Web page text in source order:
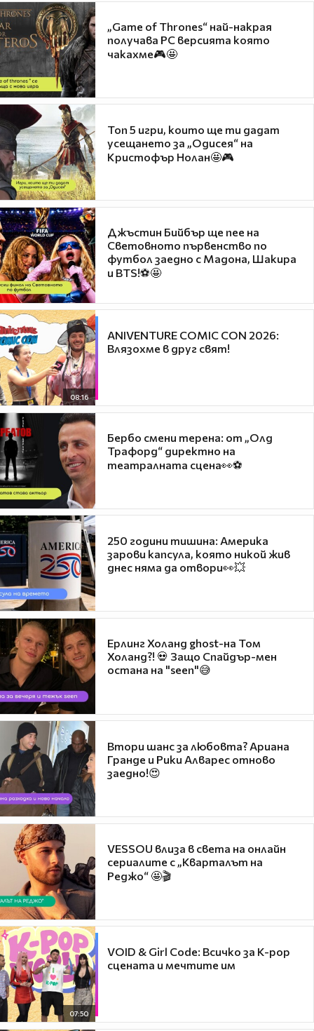
„Game of Thrones“ най-накрая
получава PC версията която
чакахме🎮🤩
Топ 5 игри, които ще ти дадат
усещането за „Одисея“ на
Кристофър Нолан🤩🎮
Джъстин Бийбър ще пее на
Световното първенство по
футбол заедно с Мадона, Шакира
и BTS!⚽🤩
08:16
ANIVENTURE COMIC CON 2026:
Влязохме в друг свят!
Бербо смени терена: от „Олд
Трафорд“ директно на
театралната сцена👀⚽
250 години тишина: Америка
зарови капсула, която никой жив
днес няма да отвори👀💥
Ерлинг Холанд ghost-на Том
Холанд?! 💀 Защо Спайдър-мен
остана на "seen"😅
Втори шанс за любовта? Ариана
Гранде и Рики Алварес отново
заедно!😍
VESSOU влиза в света на онлайн
сериалите с „Кварталът на
Реджо“ 🤩🎬
07:50
VOID & Girl Code: Всичко за K-pop
сцената и мечтите им